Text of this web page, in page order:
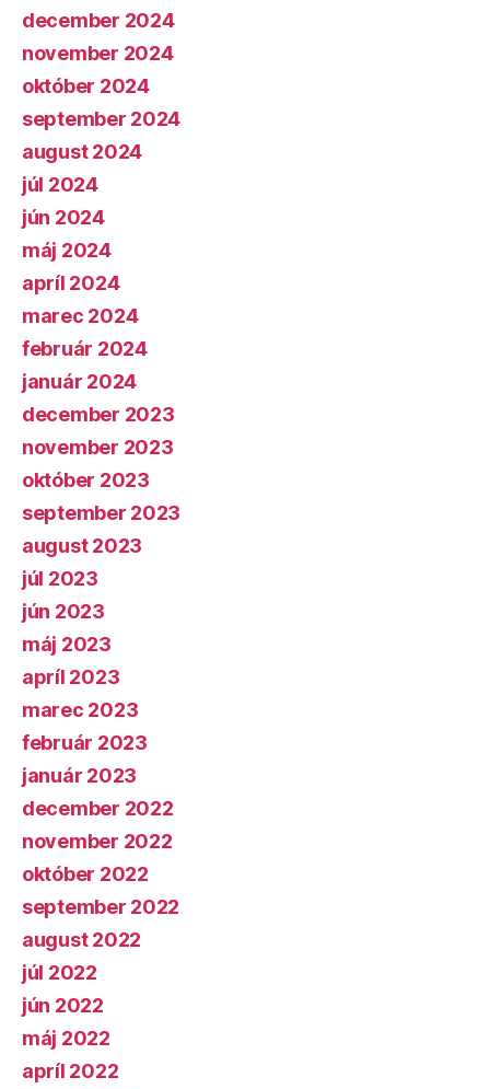
december 2024
november 2024
október 2024
september 2024
august 2024
júl 2024
jún 2024
máj 2024
apríl 2024
marec 2024
február 2024
január 2024
december 2023
november 2023
október 2023
september 2023
august 2023
júl 2023
jún 2023
máj 2023
apríl 2023
marec 2023
február 2023
január 2023
december 2022
november 2022
október 2022
september 2022
august 2022
júl 2022
jún 2022
máj 2022
apríl 2022